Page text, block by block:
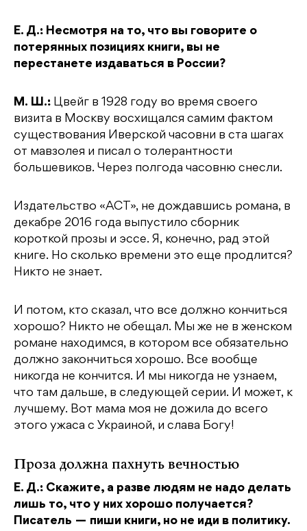
Е. Д.: Несмотря на то, что вы говорите о
потерянных позициях книги, вы не
перестанете издаваться в России?
М. Ш.: Цвейг в 1928 году во время своего
визита в Москву восхищался самим фактом
существования Иверской часовни в ста шагах
от мавзолея и писал о толерантности
большевиков. Через полгода часовню снесли.
Издательство «АСТ», не дождавшись романа, в
декабре 2016 года выпустило сборник
короткой прозы и эссе. Я, конечно, рад этой
книге. Но сколько времени это еще продлится?
Никто не знает.
И потом, кто сказал, что все должно кончиться
хорошо? Никто не обещал. Мы же не в женском
романе находимся, в котором все обязательно
должно закончиться хорошо. Все вообще
никогда не кончится. И мы никогда не узнаем,
что там дальше, в следующей серии. И может, к
лучшему. Вот мама моя не дожила до всего
этого ужаса с Украиной, и слава Богу!
Проза должна пахнуть вечностью
Е. Д.: Скажите, а разве людям не надо делать
лишь то, что у них хорошо получается?
Писатель — пиши книги, но не иди в политику.